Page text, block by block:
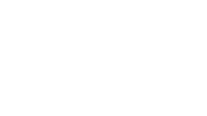
à l'auteur
photo de cette